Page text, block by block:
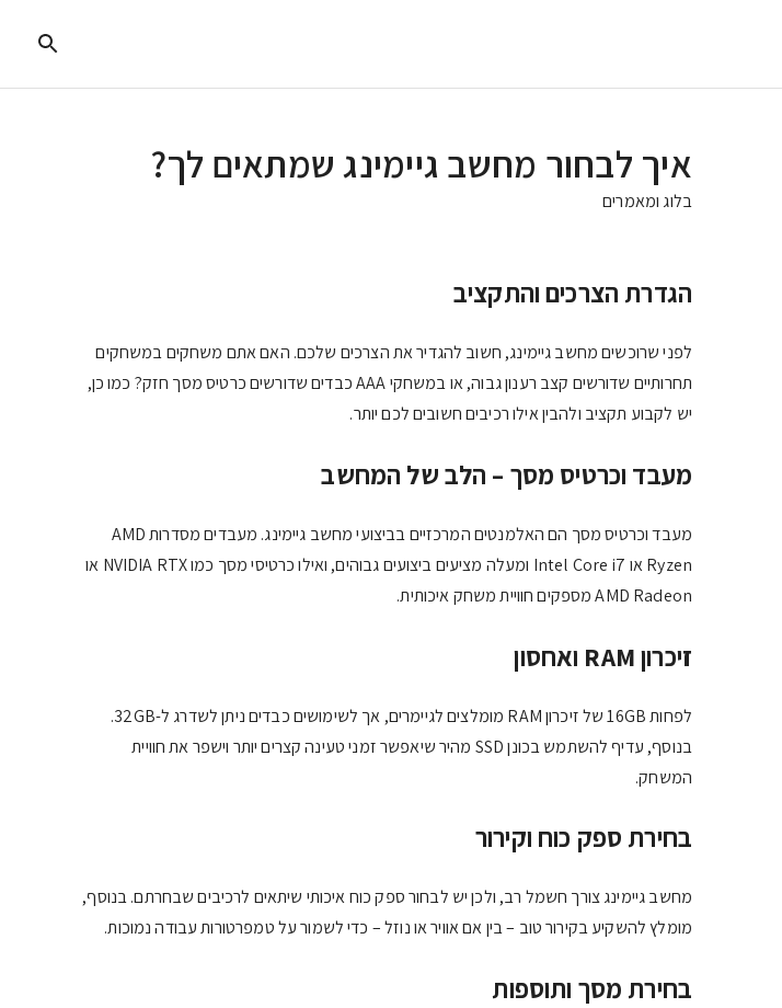
איך לבחור מחשב גיימינג שמתאים לך?
בלוג ומאמרים
הגדרת הצרכים והתקציב
לפני שרוכשים מחשב גיימינג, חשוב להגדיר את הצרכים שלכם. האם אתם משחקים במשחקים
תחרותיים שדורשים קצב רענון גבוה, או במשחקי AAA כבדים שדורשים כרטיס מסך חזק? כמו כן,
יש לקבוע תקציב ולהבין אילו רכיבים חשובים לכם יותר.
מעבד וכרטיס מסך – הלב של המחשב
מעבד וכרטיס מסך הם האלמנטים המרכזיים בביצועי מחשב גיימינג. מעבדים מסדרות AMD
Ryzen או Intel Core i7 ומעלה מציעים ביצועים גבוהים, ואילו כרטיסי מסך כמו NVIDIA RTX או
AMD Radeon מספקים חוויית משחק איכותית.
זיכרון RAM ואחסון
לפחות 16GB של זיכרון RAM מומלצים לגיימרים, אך לשימושים כבדים ניתן לשדרג ל-32GB.
בנוסף, עדיף להשתמש בכונן SSD מהיר שיאפשר זמני טעינה קצרים יותר וישפר את חוויית
המשחק.
בחירת ספק כוח וקירור
מחשב גיימינג צורך חשמל רב, ולכן יש לבחור ספק כוח איכותי שיתאים לרכיבים שבחרתם. בנוסף,
מומלץ להשקיע בקירור טוב – בין אם אוויר או נוזל – כדי לשמור על טמפרטורות עבודה נמוכות.
בחירת מסך ותוספות